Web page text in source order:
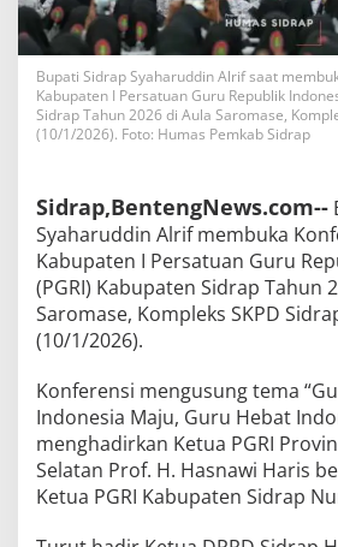
Bupati Sidrap Syaharuddin Alrif saat
Kabupaten I Persatuan Guru Republik
Sidrap Tahun 2026 di Aula Saromase,
(10/1/2026). Foto: Humas Pemkab Sidrap
Sidrap,BentengNews.com--
Syaharuddin Alrif membuka
Kabupaten I Persatuan Guru
(PGRI) Kabupaten Sidrap Tahun
Saromase, Kompleks SKPD
(10/1/2026).
Konferensi mengusung tema
Indonesia Maju, Guru Hebat
menghadirkan Ketua PGRI
Selatan Prof. H. Hasnawi Haris
Ketua PGRI Kabupaten Sidrap